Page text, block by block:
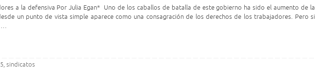
a la defensiva Por Julia Egan* Uno de los caballos de batalla de este gobierno ha sido el aumento de la
un punto de vista simple aparece como una consagración de los derechos de los trabajadores. Pero si
…
,sindicatos